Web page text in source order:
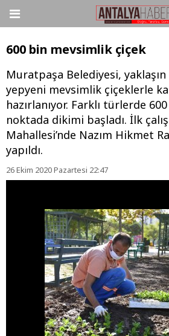
600 bin mevsimlik çiçek
Muratpaşa Belediyesi,
yepyeni mevsimlik çiçeklerle
hazırlanıyor. Farklı türlerde
noktada dikimi başladı. İlk
Mahallesi’nde Nazım Hikmet
yapıldı.
26 Ekim 2020 Pazartesi 22:47